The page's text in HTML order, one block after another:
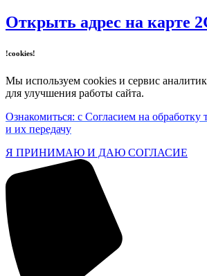
Открыть адрес на карте
!cookies!
Мы используем cookies и сервис
для улучшения работы сайта.
Ознакомиться: с Согласием на обработку
и их передачу
Я ПРИНИМАЮ И ДАЮ СОГЛАСИЕ